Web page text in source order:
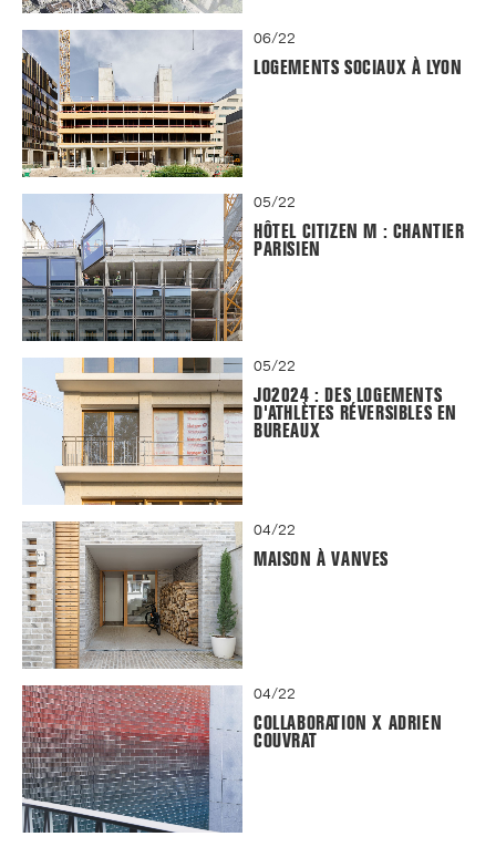
06/22
LOGEMENTS SOCIAUX À LYON
05/22
HÔTEL CITIZEN M : CHANTIER
PARISIEN
05/22
JO2024 : DES LOGEMENTS
D'ATHLÈTES RÉVERSIBLES EN
BUREAUX
04/22
MAISON À VANVES
04/22
COLLABORATION X ADRIEN
COUVRAT